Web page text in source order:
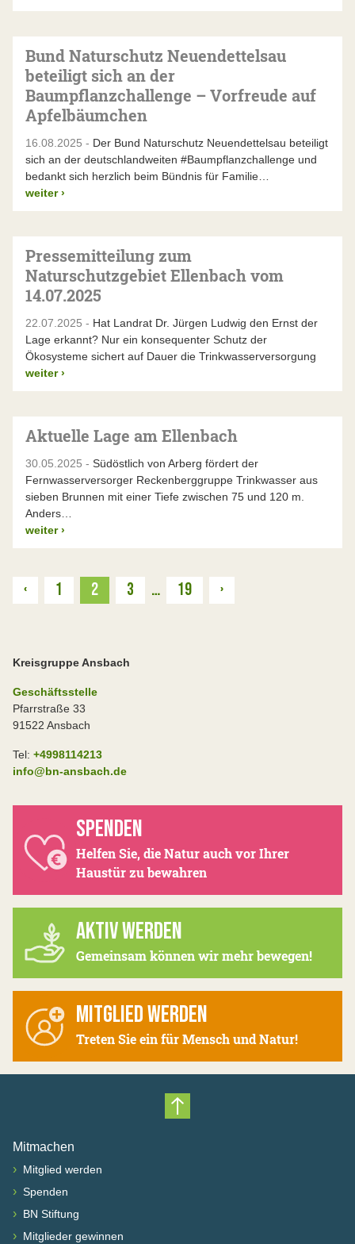
Bund Naturschutz Neuendettelsau
beteiligt sich an der
Baumpflanzchallenge – Vorfreude auf
Apfelbäumchen
16.08.2025 - Der Bund Naturschutz Neuendettelsau beteiligt
sich an der deutschlandweiten #Baumpflanzchallenge und
bedankt sich herzlich beim Bündnis für Familie…
weiter ›
Pressemitteilung zum
Naturschutzgebiet Ellenbach vom
14.07.2025
22.07.2025 - Hat Landrat Dr. Jürgen Ludwig den Ernst der
Lage erkannt? Nur ein konsequenter Schutz der
Ökosysteme sichert auf Dauer die Trinkwasserversorgung
weiter ›
Aktuelle Lage am Ellenbach
30.05.2025 - Südöstlich von Arberg fördert der
Fernwasserversorger Reckenberggruppe Trinkwasser aus
sieben Brunnen mit einer Tiefe zwischen 75 und 120 m.
Anders…
weiter ›
Zurück
‹ 1 2 3 … 19 ›Weiter
Kreisgruppe Ansbach
Geschäftsstelle
Pfarrstraße 33
91522 Ansbach
Tel: +4998114213
info@bn-ansbach.de
SPENDEN
Helfen Sie, die Natur auch vor Ihrer
Haustür zu bewahren
AKTIV WERDEN
Gemeinsam können wir mehr bewegen!
MITGLIED WERDEN
Treten Sie ein für Mensch und Natur!
Nach oben scrollen
Mitmachen
› Mitglied werden
› Spenden
› BN Stiftung
› Mitglieder gewinnen